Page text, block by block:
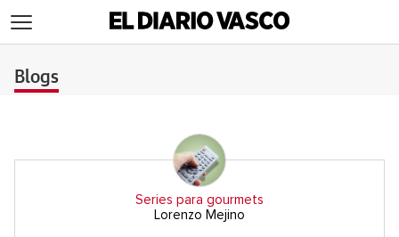
Blogs
Series para gourmets
Lorenzo Mejino